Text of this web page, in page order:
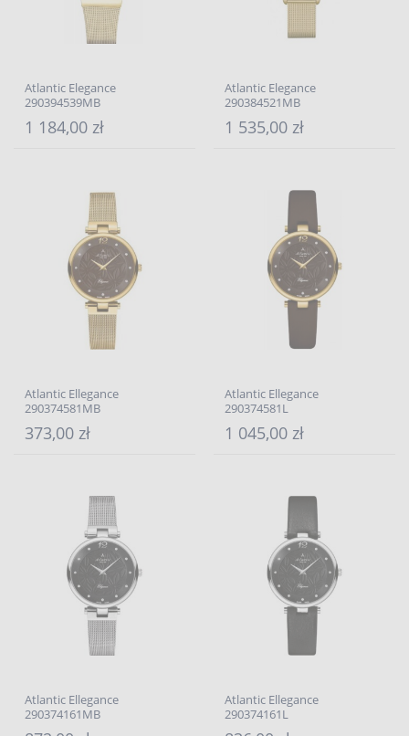
Atlantic Elegance
290394539MB
1 184,00 zł
Atlantic Elegance
290384521MB
1 535,00 zł
Atlantic Ellegance
290374581MB
373,00 zł
Atlantic Ellegance
290374581L
1 045,00 zł
Atlantic Ellegance
290374161MB
Atlantic Ellegance
290374161L